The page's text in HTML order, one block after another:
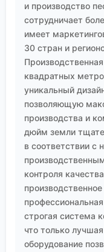
и производство
сотрудничает
имеет
30 стран и
квадратных
уникальный
позволяющую
производства и
дюйм земли
в соответствии с
контроля
строгая система
что только
оборудование